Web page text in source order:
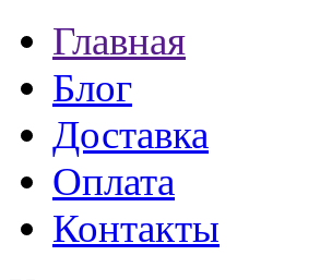
Главная
Блог
Доставка
Оплата
Контакты